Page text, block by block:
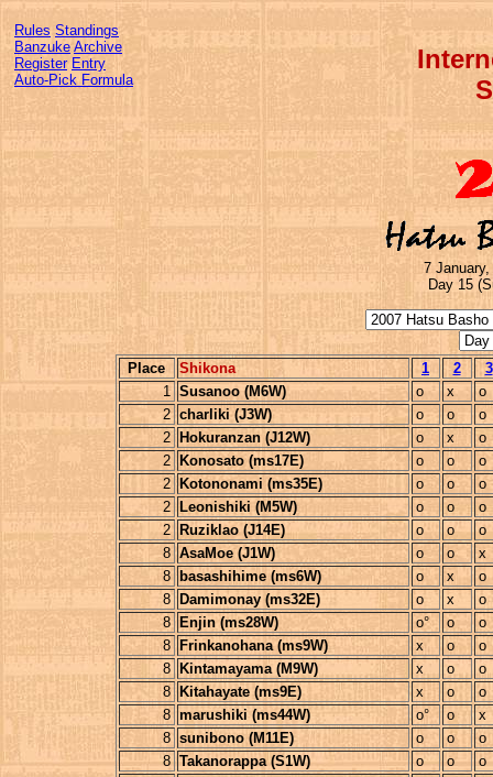
Rules Standings
Banzuke Archive
Register Entry
Auto-Pick Formula
7
Day 15
Place Shikona 1 2
3
1 Susanoo (M6W) o x
o
2 charliki (J3W) o o
o
2
Hokuranzan (J12W) o x
o
2
Konosato (ms17E) o o
o
2 Kotononami (ms35E) o o
o
2
Leonishiki (M5W) o o
o
2
Ruziklao (J14E) o o
o
8 AsaMoe (J1W) o o
x
8
basashihime (ms6W) o x
o
8
Damimonay (ms32E) o x
o
8
Enjin (ms28W) o° o
o
8
Frinkanohana (ms9W) x o
o
8
Kintamayama (M9W) x o
o
8
Kitahayate (ms9E) x o
o
8 marushiki (ms44W) o° o
x
8 sunibono (M11E) o o
o
8 Takanorappa (S1W) o o
o